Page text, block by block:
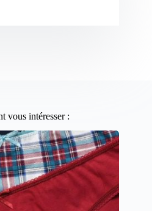
vous intéresser :